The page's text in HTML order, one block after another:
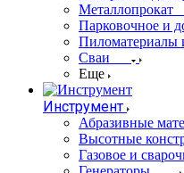
Металлопрокат
Парковочное и
Пиломатериалы
Сваи
Еще
Инструмент
Абразивные
Высотные
Газовое и